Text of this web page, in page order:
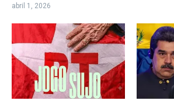
abril 1, 2026